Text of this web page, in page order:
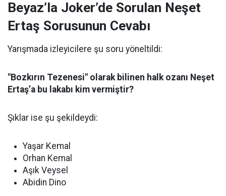
Beyaz’la Joker’de Sorulan Neşet
Ertaş Sorusunun Cevabı
Yarışmada izleyicilere şu soru yöneltildi:
"Bozkırın Tezenesi" olarak bilinen halk ozanı Neşet
Ertaş’a bu lakabı kim vermiştir?
Şıklar ise şu şekildeydi:
Yaşar Kemal
Orhan Kemal
Aşık Veysel
Abidin Dino